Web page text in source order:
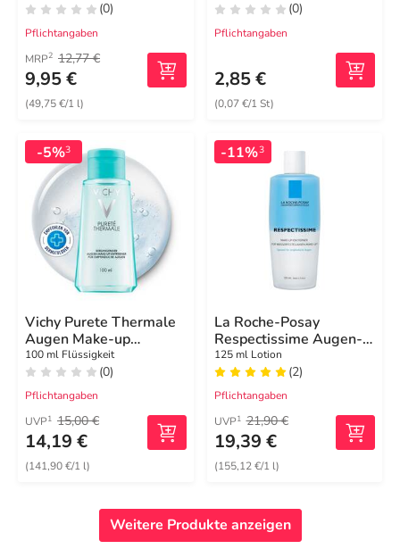
(0)
Pflichtangaben
MRP2 12,77 €
9,95 €
(49,75 €/1 l)
(0)
Pflichtangaben
2,85 €
(0,07 €/1 St)
-5%3
Vichy Purete Thermale
Augen Make-up
Entf.sens. / R
100 ml Flüssigkeit
(0)
Pflichtangaben
UVP1 15,00 €
14,19 €
(141,90 €/1 l)
-11%3
La Roche-Posay
Respectissime Augen-
Make-up-Entferner
125 ml Lotion
(2)
Pflichtangaben
UVP1 21,90 €
19,39 €
(155,12 €/1 l)
Weitere Produkte anzeigen